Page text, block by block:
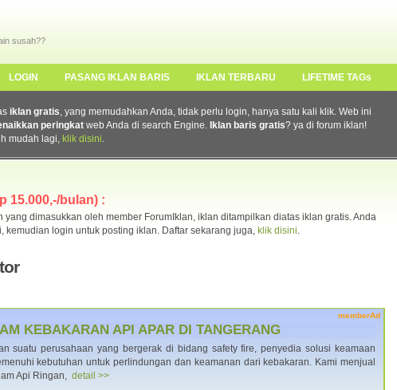
susah??
LOGIN PASANG IKLAN BARIS IKLAN TERBARU LIFETIME TAGs
iklan gratis, yang memudahkan Anda, tidak perlu login, hanya satu kali klik. Web ini
peringkat web Anda di search Engine. Iklan baris gratis? ya di forum iklan!
mudah lagi, klik disini.
15.000,-/bulan) :
yang dimasukkan oleh member ForumIklan, iklan ditampilkan diatas iklan gratis. Anda
kemudian login untuk posting iklan. Daftar sekarang juga, klik disini.
memberAd
KEBAKARAN API APAR DI TANGERANG
suatu perusahaan yang bergerak di bidang safety fire, penyedia solusi keamaan
kebutuhan untuk perlindungan dan keamanan dari kebakaran. Kami menjual
Api Ringan, detail >>